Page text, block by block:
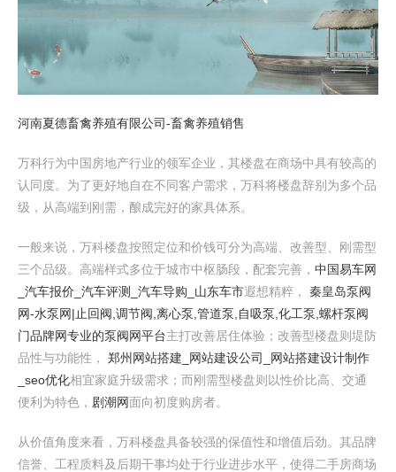
河南夏德畜禽养殖有限公司-畜禽养殖销售
万科行为中国房地产行业的领军企业，其楼盘在商场中具有较高的
认同度。为了更好地自在不同客户需求，万科将楼盘辞别为多个品
级，从高端到刚需，酿成完好的家具体系。
一般来说，万科楼盘按照定位和价钱可分为高端、改善型、刚需型
三个品级。高端样式多位于城市中枢肠段，配套完善， 中国易车网
_汽车报价_汽车评测_汽车导购_山东车市遐想精粹， 秦皇岛泵阀
网-水泵网|止回阀,调节阀,离心泵,管道泵,自吸泵,化工泵,螺杆泵阀
门品牌网专业的泵阀网平台主打改善居住体验；改善型楼盘则堤防
品性与功能性， 郑州网站搭建_网站建设公司_网站搭建设计制作
_seo优化相宜家庭升级需求；而刚需型楼盘则以性价比高、交通
便利为特色， 剧潮网面向初度购房者。
从价值角度来看，万科楼盘具备较强的保值性和增值后劲。其品牌
信誉、工程质料及后期干事均处于行业进步水平，使得二手房商场